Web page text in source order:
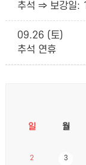
추석 ⇒ 보강일:
09.26 (토)
추석 연휴
일 월
2 3